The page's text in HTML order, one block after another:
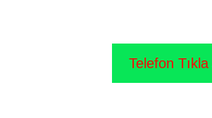
Telefon
Ümraniye Mobilya
☎ 554 858 1312 Ümraniye Mobilya